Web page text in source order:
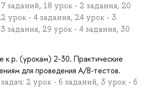
заданий, 18 урок - 2 задания, 20
урок - 4 задания, 24 урок - 3
задания, 29 урок - 4 задания, 30
к р. (урокам) 2-30. Практические
для проведения А/В-тестов.
2 урок - 6 заданий, 3 урок - 6